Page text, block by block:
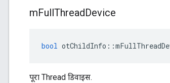
mFullThreadDevice
bool otChildInfo ::
पूरा Thread डिवाइस.